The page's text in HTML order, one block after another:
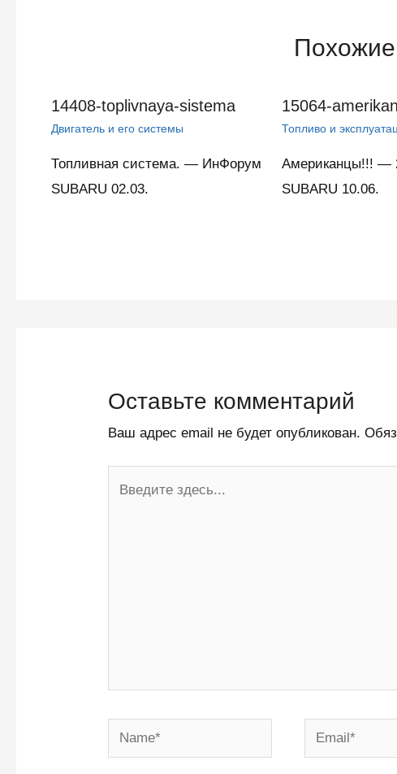
Похожие
14408-toplivnaya-sistema
Двигатель и его системы
Топливная система. — ИнФорум
SUBARU 02.03.
15064-
Топливо и
Американцы!!!
SUBARU 10.06.
Оставьте комментарий
Ваш адрес email не будет опубликован.
Name* Email*